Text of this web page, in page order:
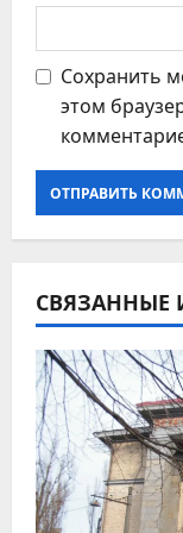
Сохранить
этом
СВЯЗАННЫЕ